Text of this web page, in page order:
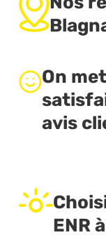
On
avis
ENR